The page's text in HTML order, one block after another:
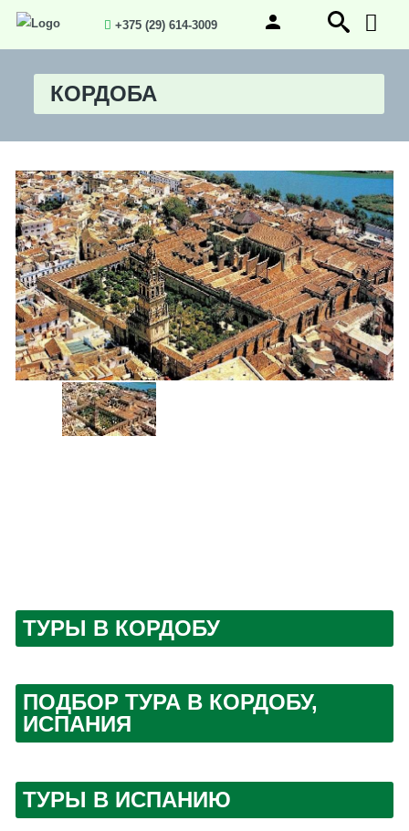
+375 (29) 614-3009
КОРДОБА
ТУРЫ В КОРДОБУ
ПОДБОР ТУРА В КОРДОБУ,
ИСПАНИЯ
ТУРЫ В ИСПАНИЮ